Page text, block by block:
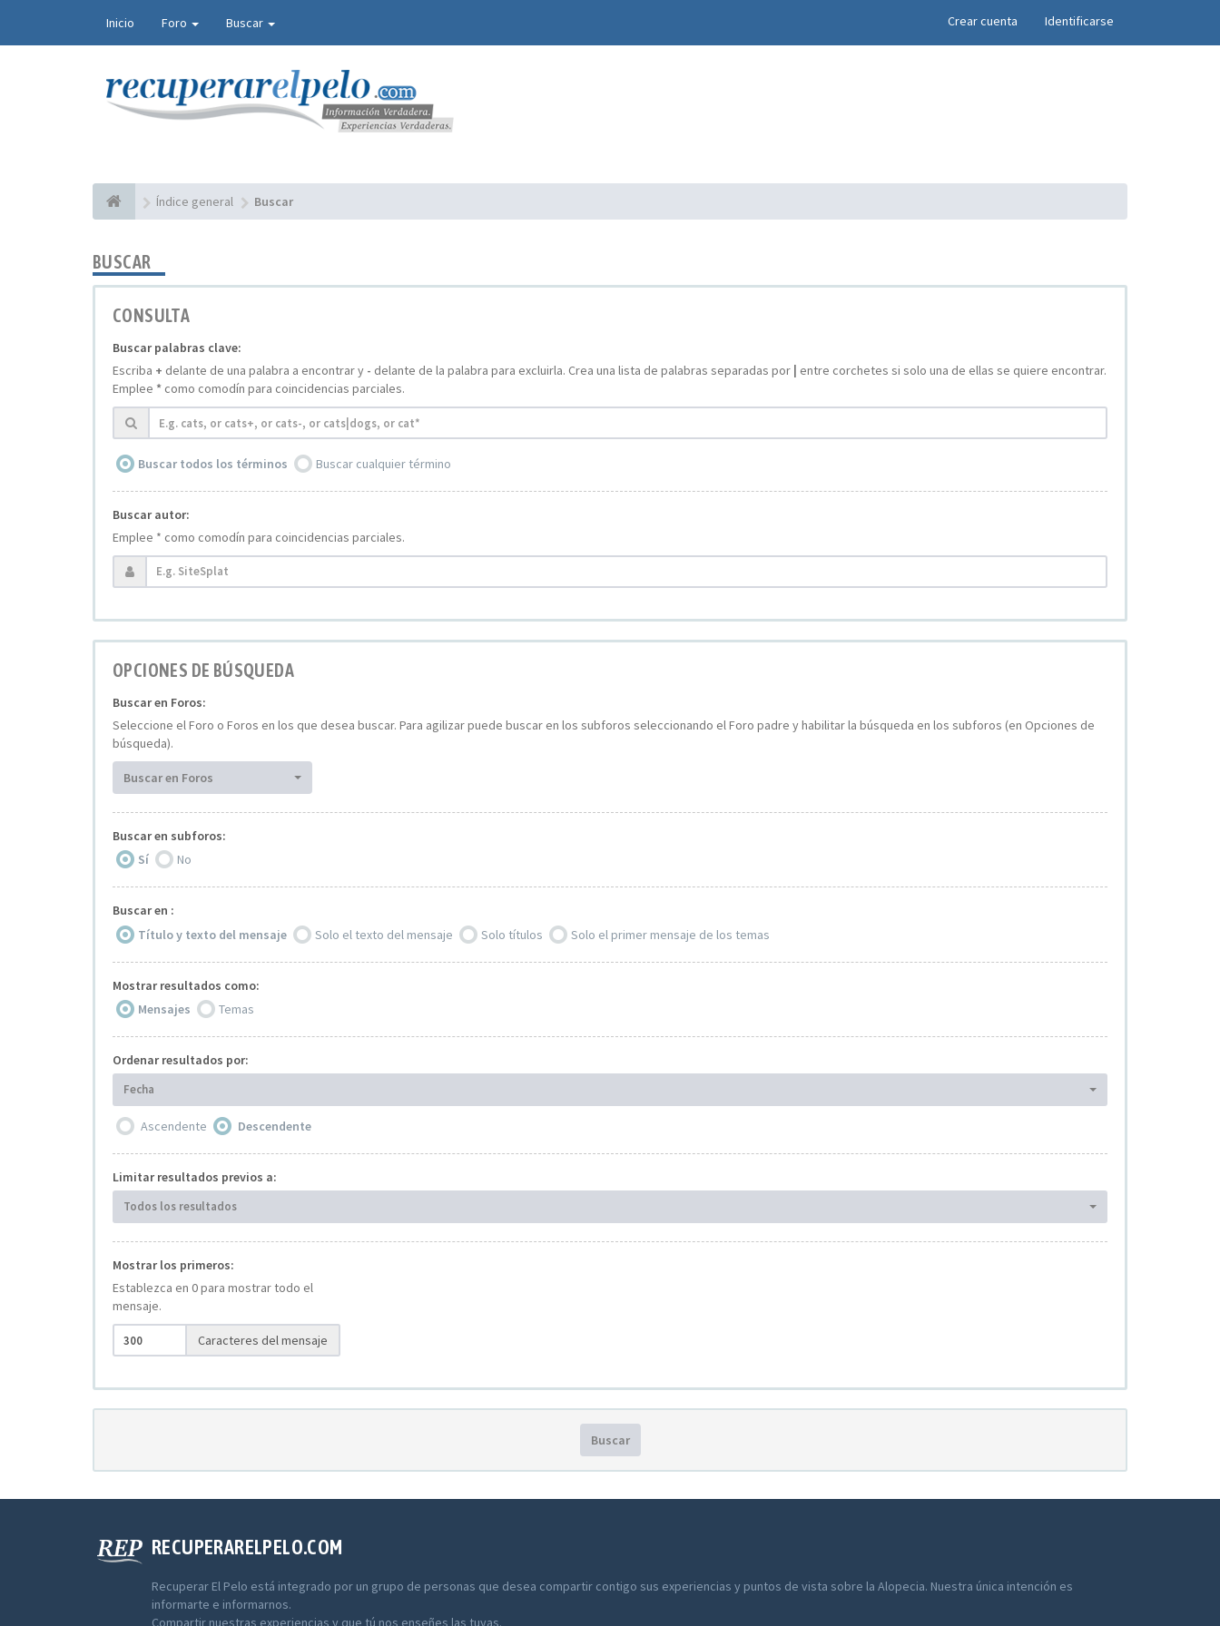
Inicio Foro Buscar Crear cuenta Identificarse ×
Índice general Buscar
BUSCAR
CONSULTA
Buscar palabras clave:
Escriba + delante de una palabra a encontrar y - delante de la palabra para excluirla. Crea una lista de palabras separadas por | entre corchetes si solo una de ellas se quiere encontrar.
Emplee * como comodín para coincidencias parciales.
Buscar todos los términos Buscar cualquier término
Buscar autor:
Emplee * como comodín para coincidencias parciales.
OPCIONES DE BÚSQUEDA
Buscar en Foros:
Seleccione el Foro o Foros en los que desea buscar. Para agilizar puede buscar en los subforos seleccionando el Foro padre y habilitar la búsqueda en los subforos (en Opciones de
búsqueda).
Buscar en Foros
Buscar en subforos:
Sí
No
Buscar en :
Título y texto del mensaje
Solo el texto del mensaje Solo títulos Solo el primer mensaje de los temas
Mostrar resultados como:
Mensajes
Temas
Ordenar resultados por:
Fecha
Ascendente Descendente
Limitar resultados previos a:
Todos los resultados
Mostrar los primeros:
Establezca en 0 para mostrar todo el
mensaje.
Caracteres del mensaje
Buscar
RECUPERARELPELO.COM
Recuperar El Pelo está integrado por un grupo de personas que desea compartir contigo sus experiencias y puntos de vista sobre la Alopecia. Nuestra única intención es
informarte e informarnos.
Compartir nuestras experiencias y que tú nos enseñes las tuyas.